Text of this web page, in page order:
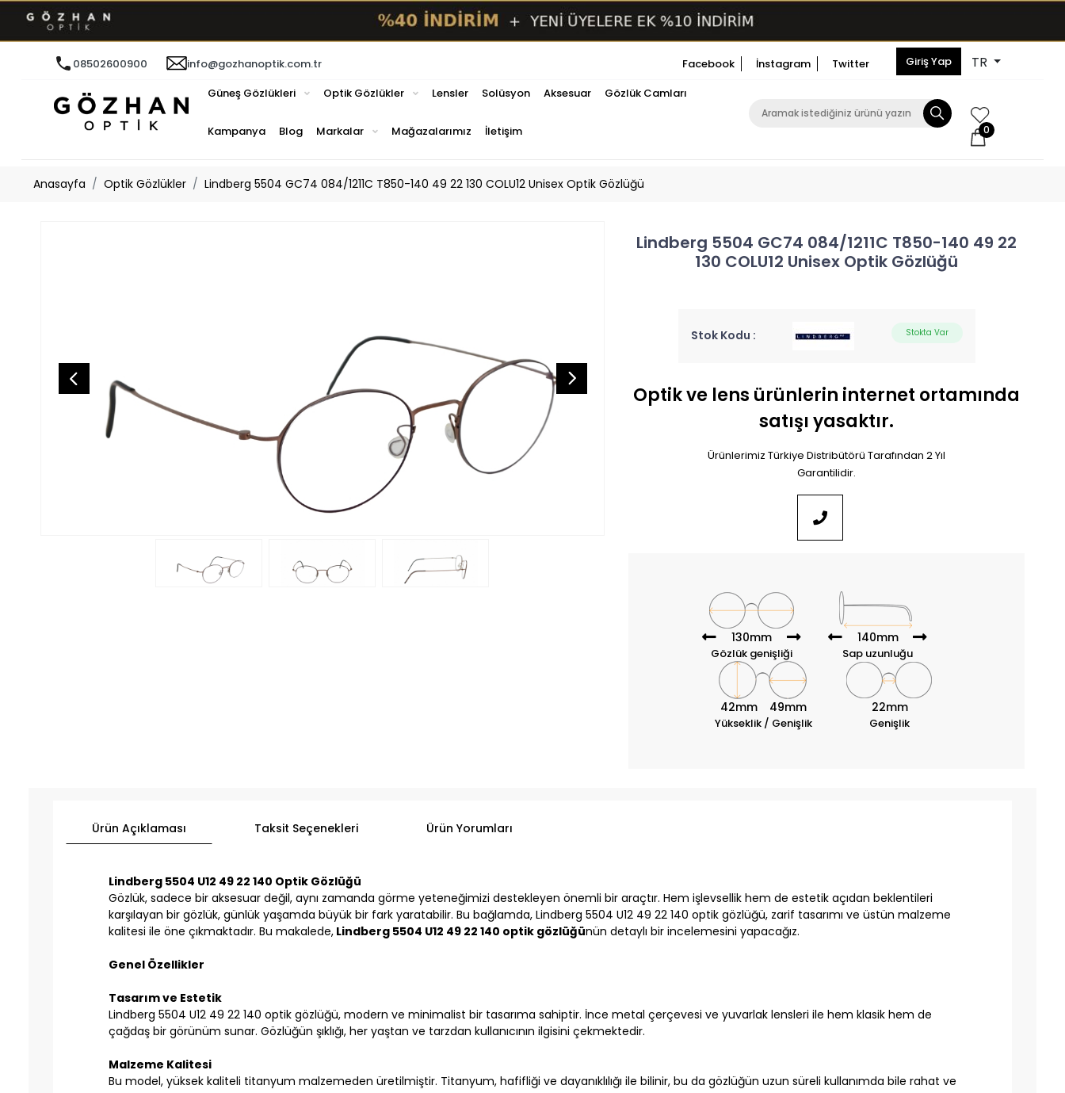
08502600900 info@gozhanoptik.com.tr Facebook İnstagram Twitter Giriş Yap TR
Güneş Gözlükleri Optik Gözlükler Lensler Solüsyon Aksesuar Gözlük Camları
Kampanya Blog Markalar Mağazalarımız İletişim 0
Anasayfa Optik Gözlükler Lindberg 5504 GC74 084/1211C T850-140 49 22 130 COLU12 Unisex Optik Gözlüğü
Lindberg 5504 GC74 084/1211C T850-140 49 22
130 COLU12 Unisex Optik Gözlüğü
Stok Kodu : Stokta Var
Optik ve lens ürünlerin internet ortamında
satışı yasaktır.
Ürünlerimiz Türkiye Distribütörü Tarafından 2 Yıl
Garantilidir.
130mm
Gözlük genişliği
140mm
Sap uzunluğu
42mm 49mm
Yükseklik / Genişlik
22mm
Genişlik
Ürün Açıklaması Taksit Seçenekleri Ürün Yorumları
Lindberg 5504 U12 49 22 140 Optik Gözlüğü
Gözlük, sadece bir aksesuar değil, aynı zamanda görme yeteneğimizi destekleyen önemli bir araçtır. Hem işlevsellik hem de estetik açıdan beklentileri
karşılayan bir gözlük, günlük yaşamda büyük bir fark yaratabilir. Bu bağlamda, Lindberg 5504 U12 49 22 140 optik gözlüğü, zarif tasarımı ve üstün malzeme
kalitesi ile öne çıkmaktadır. Bu makalede,Lindberg 5504 U12 49 22 140 optik gözlüğünün detaylı bir incelemesini yapacağız.
Genel Özellikler
Tasarım ve Estetik
Lindberg 5504 U12 49 22 140 optik gözlüğü, modern ve minimalist bir tasarıma sahiptir. İnce metal çerçevesi ve yuvarlak lensleri ile hem klasik hem de
çağdaş bir görünüm sunar. Gözlüğün şıklığı, her yaştan ve tarzdan kullanıcının ilgisini çekmektedir.
Malzeme Kalitesi
Bu model, yüksek kaliteli titanyum malzemeden üretilmiştir. Titanyum, hafifliği ve dayanıklılığı ile bilinir, bu da gözlüğün uzun süreli kullanımda bile rahat ve